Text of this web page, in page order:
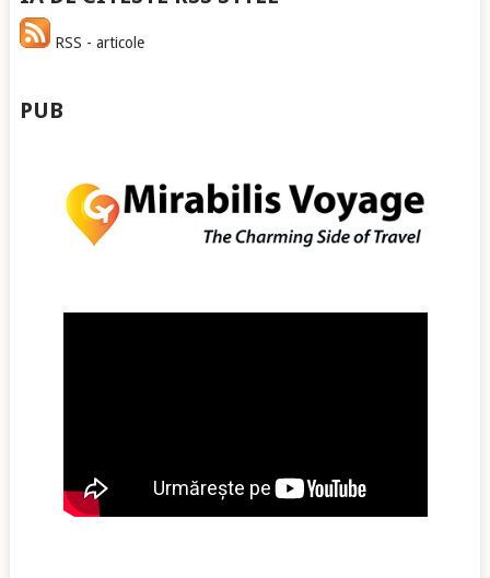
RSS - articole
PUB